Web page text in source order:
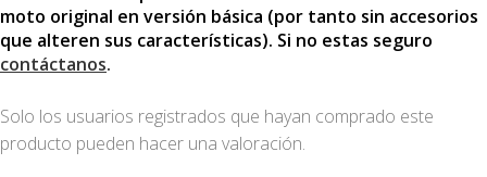
moto original en versión básica (por tanto sin accesorios
que alteren sus características). Si no estas seguro
contáctanos.
Solo los usuarios registrados que hayan comprado este
producto pueden hacer una valoración.